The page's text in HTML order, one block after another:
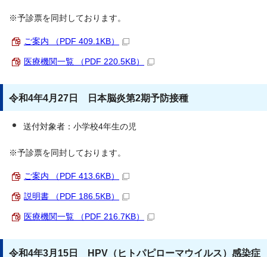
※予診票を同封しております。
ご案内 （PDF 409.1KB）
医療機関一覧 （PDF 220.5KB）
令和4年4月27日 日本脳炎第2期予防接種
送付対象者：小学校4年生の児
※予診票を同封しております。
ご案内 （PDF 413.6KB）
説明書 （PDF 186.5KB）
医療機関一覧 （PDF 216.7KB）
令和4年3月15日 HPV（ヒトパピローマウイルス）感染症